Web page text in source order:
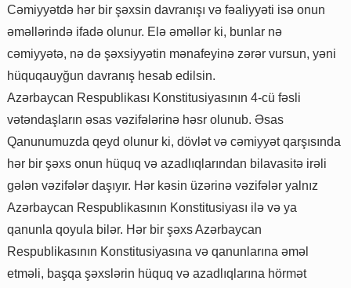
Cəmiyyətdə hər bir şəxsin davranışı və fəaliyyəti isə onun
əməllərində ifadə olunur. Elə əməllər ki, bunlar nə
cəmiyyətə, nə də şəxsiyyətin mənafeyinə zərər vursun, yəni
hüquqauyğun davranış hesab edilsin.
Azərbaycan Respublikası Konstitusiyasının 4-cü fəsli
vətəndaşların əsas vəzifələrinə həsr olunub. Əsas
Qanunumuzda qeyd olunur ki, dövlət və cəmiyyət qarşısında
hər bir şəxs onun hüquq və azadlıqlarından bilavasitə irəli
gələn vəzifələr daşıyır. Hər kəsin üzərinə vəzifələr yalnız
Azərbaycan Respublikasının Konstitusiyası ilə və ya
qanunla qoyula bilər. Hər bir şəxs Azərbaycan
Respublikasının Konstitusiyasına və qanunlarına əməl
etməli, başqa şəxslərin hüquq və azadlıqlarına hörmət